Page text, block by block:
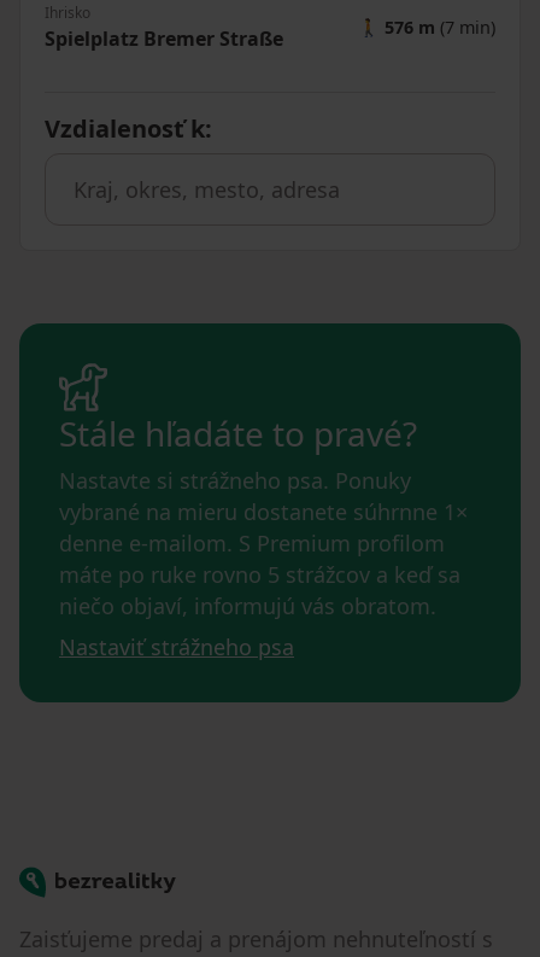
Ihrisko
Spielplatz Bremer Straße 🚶 576 m (7 min)
Vzdialenosť k:
Stále hľadáte to pravé?
Nastavte si strážneho psa. Ponuky
vybrané na mieru dostanete súhrnne 1×
denne e-mailom. S Premium profilom
máte po ruke rovno 5 strážcov a keď sa
niečo objaví, informujú vás obratom.
Nastaviť strážneho psa
Bezrealitky
Zaisťujeme predaj a prenájom nehnuteľností s